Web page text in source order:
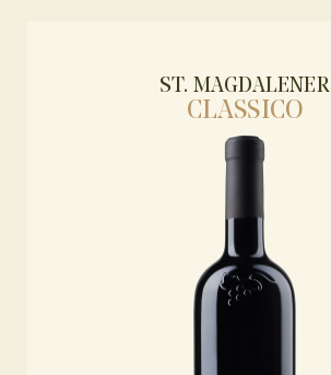
ST. MAGDALENER
CLASSICO